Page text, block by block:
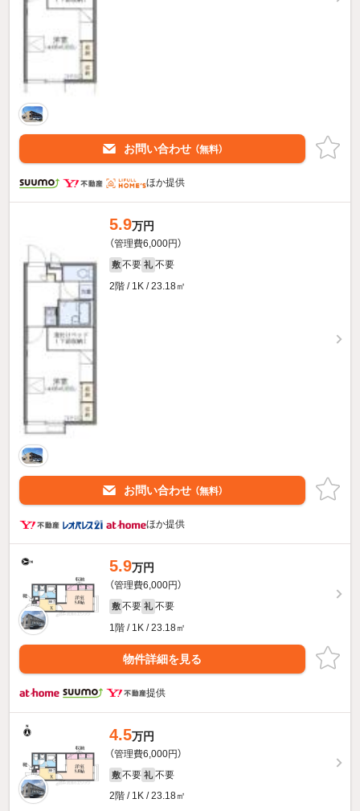
お問い合わせ （無料）
ほか提供
5.9万円
（管理費6,000円）
敷 不要 礼 不要
2階 / 1K / 23.18㎡
お問い合わせ （無料）
ほか提供
5.9万円
（管理費6,000円）
敷 不要 礼 不要
1階 / 1K / 23.18㎡
物件詳細を見る
提供
4.5万円
（管理費6,000円）
敷 不要 礼 不要
2階 / 1K / 23.18㎡